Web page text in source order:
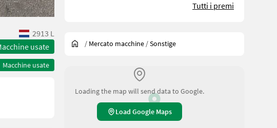
2913 L
usate
Macchine usate
Tutti i premi
/ Mercato macchine /Sonstige
Loading the map will send data to Google.
Load Google Maps